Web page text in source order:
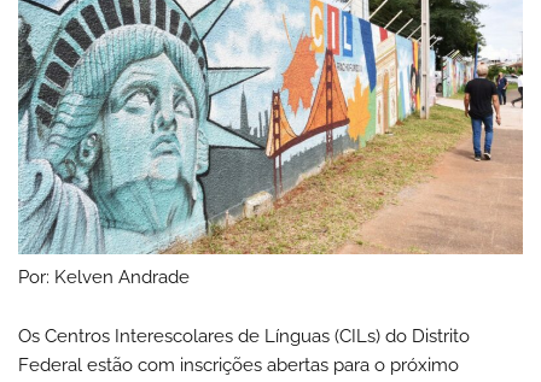
Por: Kelven Andrade
Os Centros Interescolares de Línguas (CILs) do Distrito
Federal estão com inscrições abertas para o próximo